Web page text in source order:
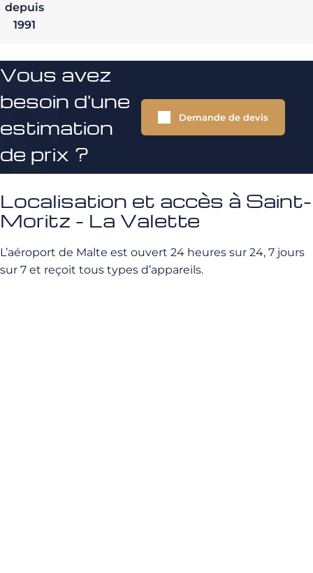
depuis
1991
Vous avez
besoin d'une
estimation
de prix ?
Demande de devis
Localisation et accès à Saint-
Moritz - La Valette
L’aéroport de Malte est ouvert 24 heures sur 24, 7 jours
sur 7 et reçoit tous types d’appareils.